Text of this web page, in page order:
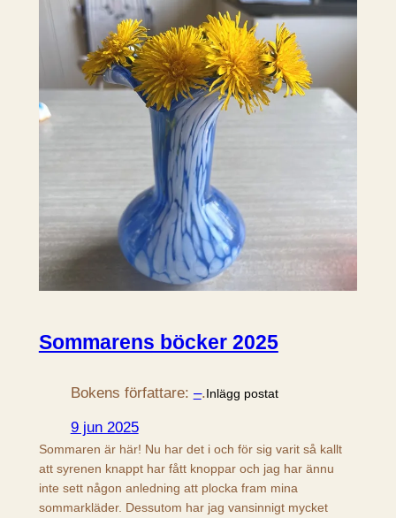
Sommarens böcker 2025
Bokens författare: –.Inlägg postat
9 jun 2025
Sommaren är här! Nu har det i och för sig varit så kallt
att syrenen knappt har fått knoppar och jag har ännu
inte sett någon anledning att plocka fram mina
sommarkläder. Dessutom har jag vansinnigt mycket